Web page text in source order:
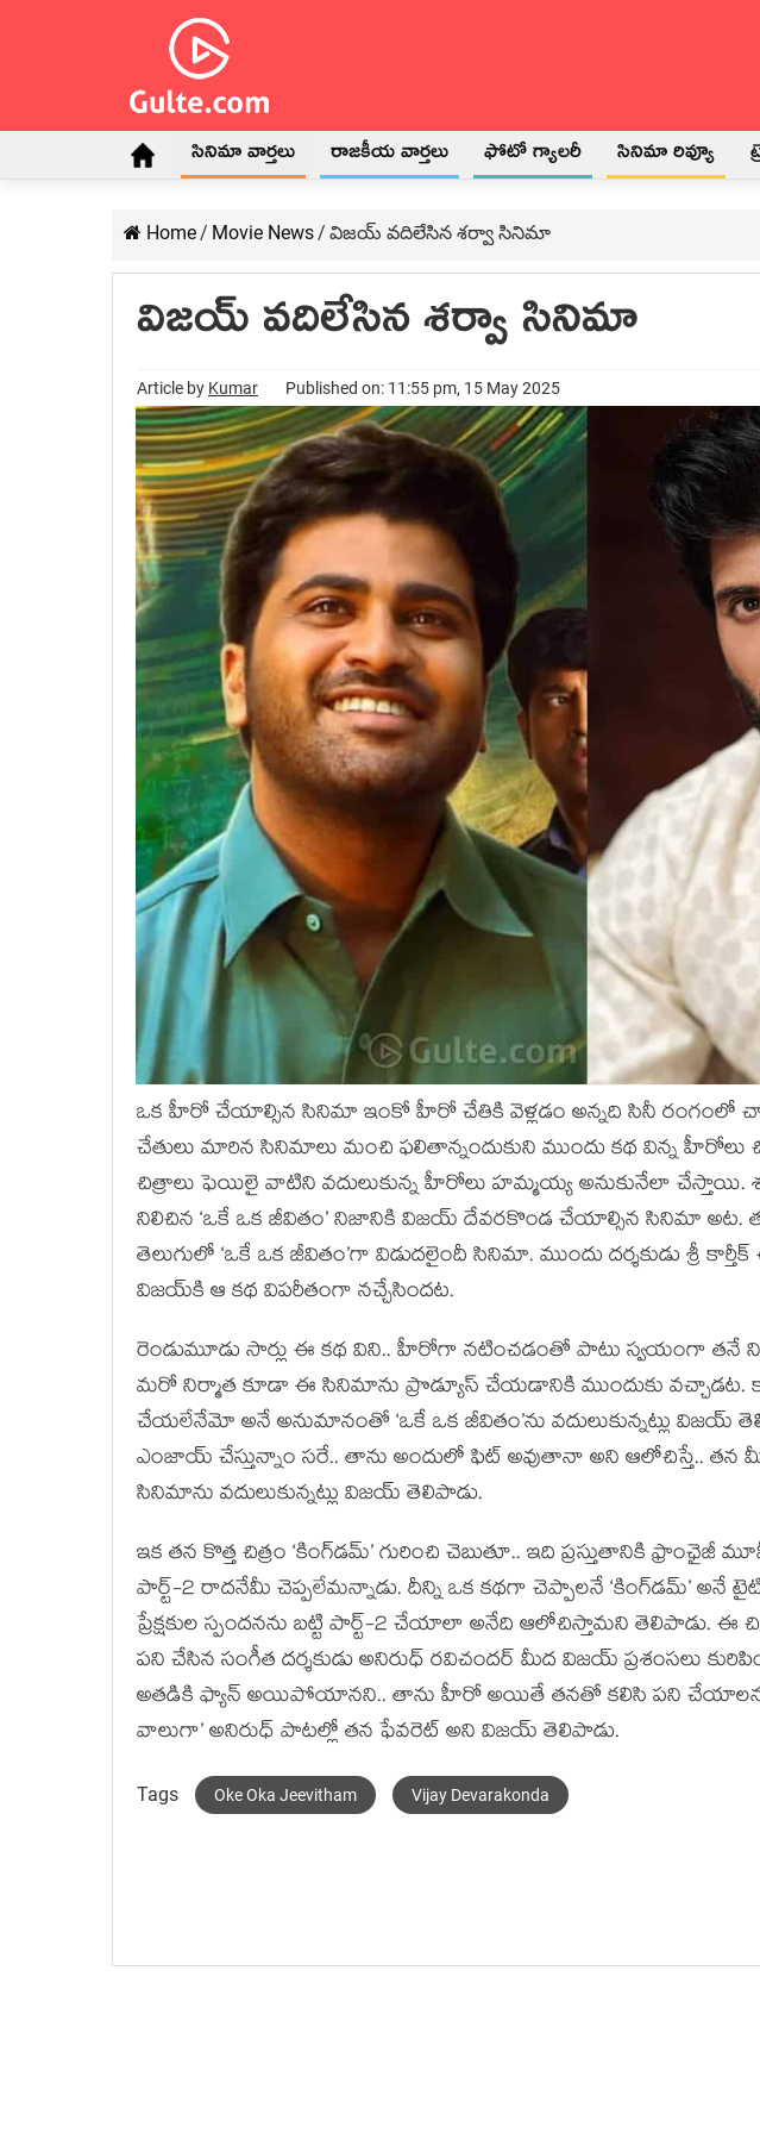
సినిమా వార్తలు రాజకీయ వార్తలు ఫోటో గ్యాలరీ సినిమా రివ్యూ
Home/ Movie News/ విజయ్ వదిలేసిన శర్వా సినిమా
విజయ్ వదిలేసిన శర్వా సినిమా
Article by Kumar Published on: 11:55 pm, 15 May 2025
ఒక హీరో చేయాల్సిన సినిమా ఇంకో హీరో చేతికి వెళ్లడం అన్నది సినీ
చేతులు మారిన సినిమాలు మంచి ఫలితాన్నందుకుని ముందు కథ విన్న
చిత్రాలు ఫెయిలై వాటిని వదులుకున్న హీరోలు హమ్మయ్య అనుకునేలా చేస్తాయి.
నిలిచిన ‘ఒకే ఒక జీవితం’ నిజానికి విజయ్ దేవరకొండ చేయాల్సిన సినిమా అట.
తెలుగులో ‘ఒకే ఒక జీవితం’గా విడుదలైందీ సినిమా. ముందు దర్శకుడు శ్రీ
విజయ్‌కి ఆ కథ విపరీతంగా నచ్చేసిందట.
రెండుమూడు సార్లు ఈ కథ విని.. హీరోగా నటించడంతో పాటు స్వయంగా తనే
మరో నిర్మాత కూడా ఈ సినిమాను ప్రొడ్యూస్ చేయడానికి ముందుకు వచ్చాడట.
చేయలేనేమో అనే అనుమానంతో ‘ఒకే ఒక జీవితం’ను వదులుకున్నట్లు విజయ్
ఎంజాయ్ చేస్తున్నాం సరే.. తాను అందులో ఫిట్ అవుతానా అని ఆలోచిస్తే.. తన
సినిమాను వదులుకున్నట్లు విజయ్ తెలిపాడు.
ఇక తన కొత్త చిత్రం ‘కింగ్‌డమ్’ గురించి చెబుతూ.. ఇది ప్రస్తుతానికి
పార్ట్-2 రాదనేమీ చెప్పలేమన్నాడు. దీన్ని ఒక కథగా చెప్పాలనే ‘కింగ్‌డమ్’
ప్రేక్షకుల స్పందనను బట్టి పార్ట్-2 చేయాలా అనేది ఆలోచిస్తామని తెలిపాడు.
పని చేసిన సంగీత దర్శకుడు అనిరుధ్ రవిచందర్ మీద విజయ్ ప్రశంసలు
అతడికి ఫ్యాన్ అయిపోయానని.. తాను హీరో అయితే తనతో కలిసి పని
వాలుగా’ అనిరుధ్ పాటల్లో తన ఫేవరెట్ అని విజయ్ తెలిపాడు.
Tags Oke Oka Jeevitham Vijay Devarakonda